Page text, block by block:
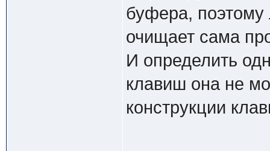
буфера, поэтому
очищает сама
И определить
клавиш она не
конструкции